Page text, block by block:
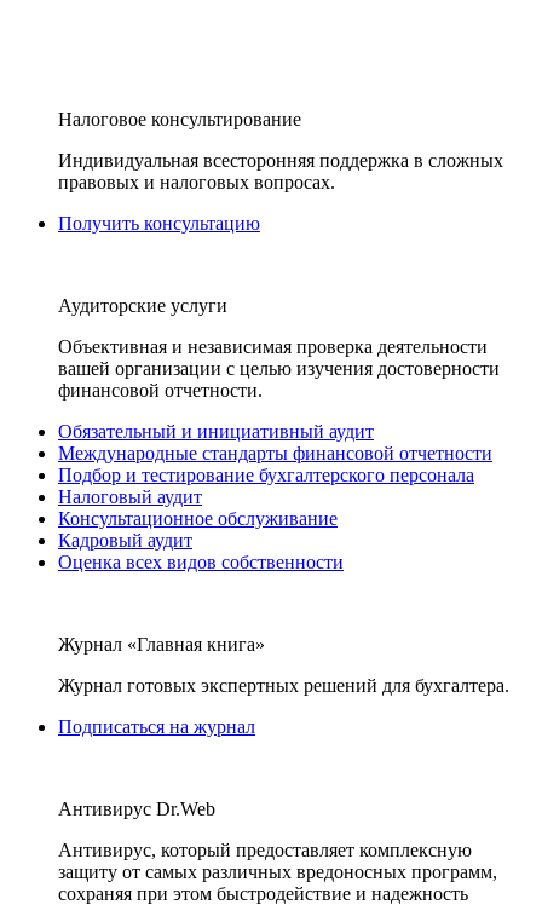
Налоговое консультирование
Индивидуальная всесторонняя поддержка в сложных
правовых и налоговых вопросах.
Получить консультацию
Аудиторские услуги
Объективная и независимая проверка деятельности
вашей организации с целью изучения достоверности
финансовой отчетности.
Обязательный и инициативный аудит
Международные стандарты финансовой отчетности
Подбор и тестирование бухгалтерского персонала
Налоговый аудит
Консультационное обслуживание
Кадровый аудит
Оценка всех видов собственности
Журнал «Главная книга»
Журнал готовых экспертных решений для бухгалтера.
Подписаться на журнал
Антивирус Dr.Web
Антивирус, который предоставляет комплексную
защиту от самых различных вредоносных программ,
сохраняя при этом быстродействие и надежность